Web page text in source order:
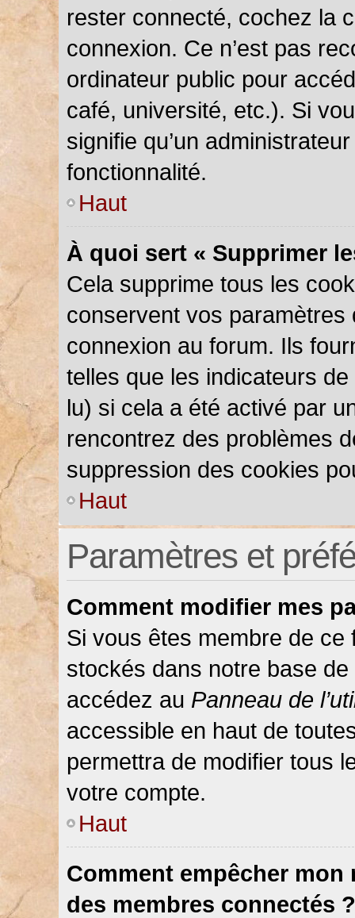
rester connecté, cochez la
connexion. Ce n’est pas
ordinateur public pour
café, université, etc.). Si
signifie qu’un
fonctionnalité.
Haut
À quoi sert « Supprimer
Cela supprime tous les
conservent vos paramètres
connexion au forum. Ils
telles que les indicateurs
lu) si cela a été activé par
rencontrez des problèmes
suppression des cookies
Haut
Paramètres et
Comment modifier mes
Si vous êtes membre de
stockés dans notre base
accédez au Panneau de
accessible en haut de
permettra de modifier tous
votre compte.
Haut
Comment empêcher mon
des membres connectés ?